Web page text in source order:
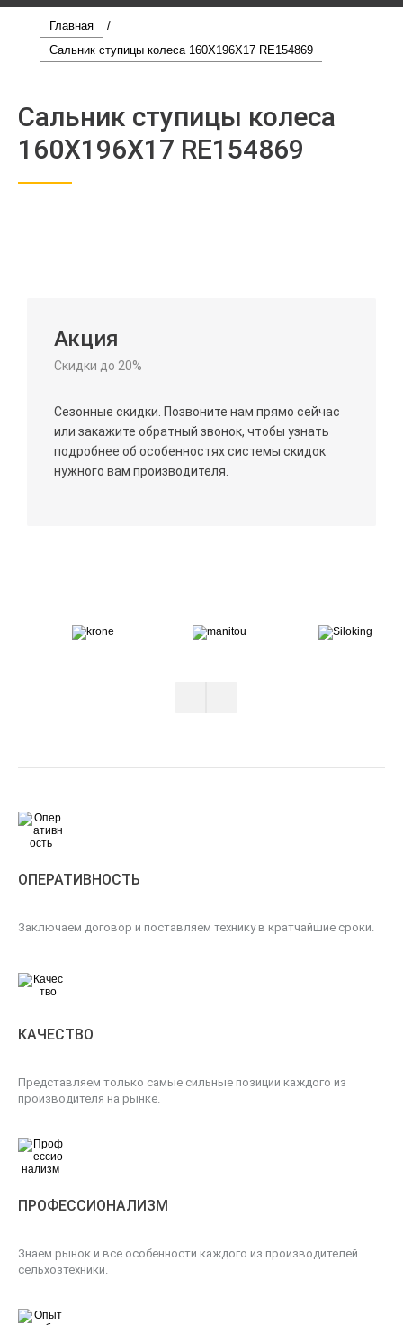
Главная
/
Сальник ступицы колеса 160Х196Х17 RE154869
Сальник ступицы колеса
160Х196Х17 RE154869
Акция
Скидки до 20%
Сезонные скидки. Позвоните нам прямо сейчас
или закажите обратный звонок, чтобы узнать
подробнее об особенностях системы скидок
нужного вам производителя.
ОПЕРАТИВНОСТЬ
Заключаем договор и поставляем технику в кратчайшие сроки.
КАЧЕСТВО
Представляем только самые сильные позиции каждого из
производителя на рынке.
ПРОФЕССИОНАЛИЗМ
Знаем рынок и все особенности каждого из производителей
сельхозтехники.